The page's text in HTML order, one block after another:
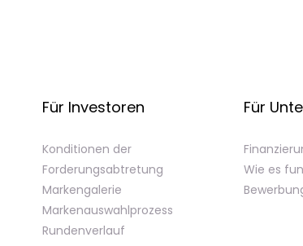
Für Investoren
Konditionen der
Forderungsabtretung
Markengalerie
Markenauswahlprozess
Rundenverlauf
Für
Wie es